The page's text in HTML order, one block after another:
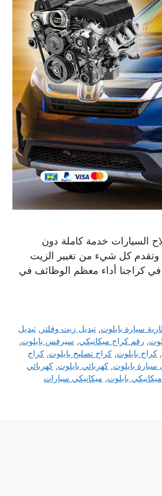
السيارات خدمة كاملة دون
، وتقدم كل شيء من تغيير الزيت
في كراجنا أداء معظم الوظائف في
سيارة بايلوت,تبديل زيت وفلتر ,تبديل
, رقم كراج ميكانيكي, سيرفس بايلوت,
, كراج بايلوت, كراج تصليح بايلوت, كراج
سيارة بايلوت, كهربائي بايلوت, كهربائي
ميكانيكي بايلوت, ميكانيكي سيارات